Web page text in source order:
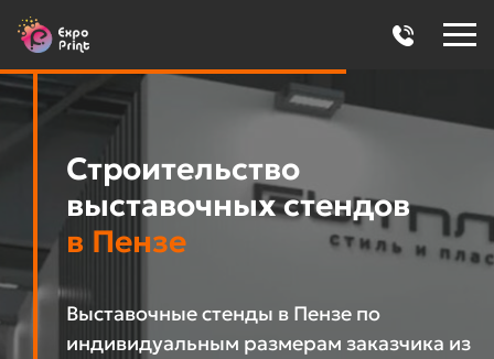
Строительство
выставочных стендов
в Пензе
Выставочные стенды в Пензе по
индивидуальным размерам заказчика из